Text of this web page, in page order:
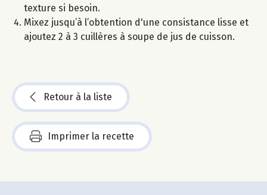
texture si besoin.
Mixez jusqu’à l’obtention d'une consistance lisse et
ajoutez 2 à 3 cuillères à soupe de jus de cuisson.
Retour à la liste
Imprimer la recette